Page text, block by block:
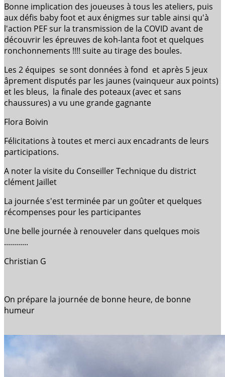
Bonne implication des joueuses à tous les ateliers, puis
aux défis baby foot et aux énigmes sur table ainsi qu'à
l'action PEF sur la transmission de la COVID avant de
découvrir les épreuves de koh-lanta foot et quelques
ronchonnements !!!! suite au tirage des boules.
Les 2 équipes se sont données à fond et après 5 jeux
âprement disputés par les jaunes (vainqueur aux points)
et les bleus, la finale des poteaux (avec et sans
chaussures) a vu une grande gagnante
Flora Boivin
Félicitations à toutes et merci aux encadrants de leurs
participations.
A noter la visite du Conseiller Technique du district
clément Jaillet
La journée s'est terminée par un goûter et quelques
récompenses pour les participantes
Une belle journée à renouveler dans quelques mois
............
Christian G
On prépare la journée de bonne heure, de bonne
humeur